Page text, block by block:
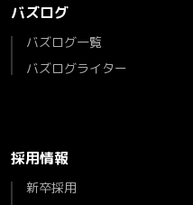
バズログ
バズログ一覧
バズログライター
採用情報
新卒採用